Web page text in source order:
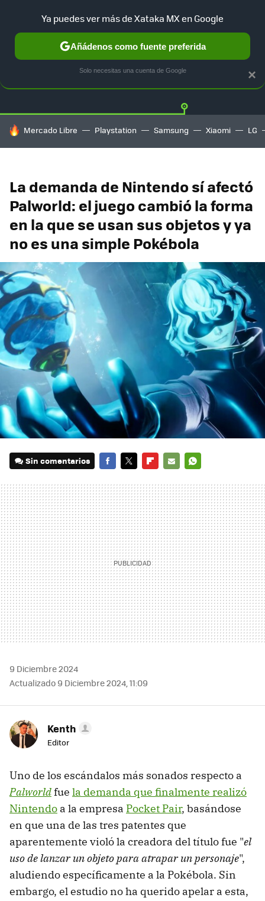
Twitter
HOY SE HABLA DE
Mercado Libre Playstation Samsung Xiaomi LG
La demanda de Nintendo sí afectó
Palworld: el juego cambió la forma
en la que se usan sus objetos y ya
no es una simple Pokébola
Sin comentarios
MAIL
9 Diciembre 2024
Actualizado 9 Diciembre 2024, 11:09
Kenth
Editor
Uno de los escándalos más sonados respecto a
Palworldfue la demanda que finalmente realizó
Nintendo a la empresa Pocket Pair, basándose
en que una de las tres patentes que
aparentemente violó la creadora del título fue "el
uso de lanzar un objeto para atrapar un personaje",
aludiendo específicamente a la Pokébola. Sin
embargo, el estudio no ha querido apelar a esta,
×
Ya puedes ver más de Xataka MX en Google
Añádenos como fuente preferida
Solo necesitas una cuenta de Google